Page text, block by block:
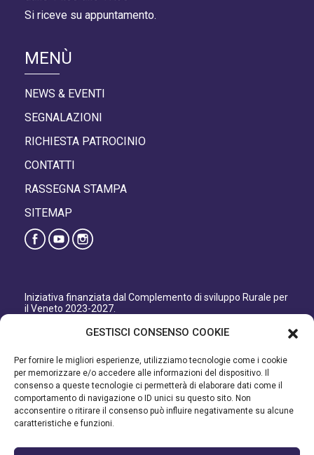
GESTISCI CONSENSO COOKIE
Per fornire le migliori esperienze, utilizziamo tecnologie come i cookie
per memorizzare e/o accedere alle informazioni del dispositivo. Il
consenso a queste tecnologie ci permetterà di elaborare dati come il
comportamento di navigazione o ID unici su questo sito. Non
acconsentire o ritirare il consenso può influire negativamente su alcune
caratteristiche e funzioni.
Si riceve su appuntamento.
MENÙ
NEWS & EVENTI
SEGNALAZIONI
RICHIESTA PATROCINIO
CONTATTI
RASSEGNA STAMPA
SITEMAP
Iniziativa finanziata dal Complemento di sviluppo Rurale per
il Veneto 2023-2027.
Direzione AdG FEASR Bonifica e Irrigazione.
Iniziativa finanziata dal Programma di Sviluppo Rurale per il
Veneto 2014-2022.
Organismo responsabile dell’informazione: GAL Patavino.